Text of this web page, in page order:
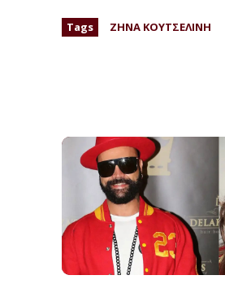
Tags ΖΗΝΑ ΚΟΥΤΣΕΛΙΝΗ